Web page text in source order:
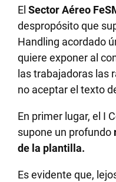
ElSector Aéreo
despropósito que
Handling acordado
quiere exponer al
las trabajadoras las
no aceptar el texto
En primer lugar, el I
supone un profundo
de la plantilla.
Es evidente que,